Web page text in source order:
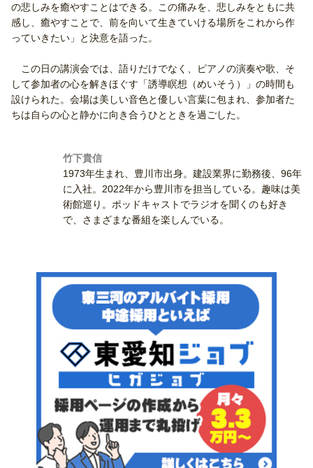
の悲しみを癒やすことはできる。この痛みを、悲しみをともに共
感し、癒やすことで、前を向いて生きていける場所をこれから作
っていきたい」と決意を語った。
この日の講演会では、語りだけでなく、ピアノの演奏や歌、そ
して参加者の心を解きほぐす「誘導瞑想（めいそう）」の時間も
設けられた。会場は美しい音色と優しい言葉に包まれ、参加者た
ちは自らの心と静かに向き合うひとときを過ごした。
竹下貴信
1973年生まれ、豊川市出身。建設業界に勤務後、96年
に入社。2022年から豊川市を担当している。趣味は美
術館巡り。ポッドキャストでラジオを聞くのも好き
で、さまざまな番組を楽しんでいる。